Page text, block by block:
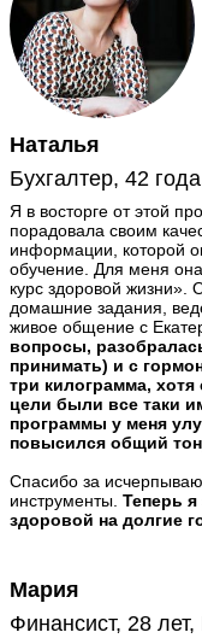
Наталья
Бухгалтер, 42
Я в восторге от этой
порадовала своим
информации, которой
обучение. Для меня она
курс здоровой жизни».
домашние задания,
живое общение с
вопросы,
принимать) и с
три килограмма,
цели были все таки
программы у меня
повысился общий
Спасибо за
инструменты. Теперь
здоровой на долгие
Мария
Финансист, 28 лет,